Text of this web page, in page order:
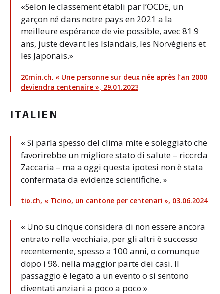
«Selon le classement établi par l’OCDE, un
garçon né dans notre pays en 2021 a la
meilleure espérance de vie possible, avec 81,9
ans, juste devant les Islandais, les Norvégiens et
les Japonais.»
20min.ch, « Une personne sur deux née après l’an 2000
deviendra centenaire », 29.01.2023
ITALIEN
« Si parla spesso del clima mite e soleggiato che
favorirebbe un migliore stato di salute – ricorda
Zaccaria – ma a oggi questa ipotesi non è stata
confermata da evidenze scientifiche. »
tio.ch, « Ticino, un cantone per centenari », 03.06.2024
« Uno su cinque considera di non essere ancora
entrato nella vecchiaia, per gli altri è successo
recentemente, spesso a 100 anni, o comunque
dopo i 98, nella maggior parte dei casi. Il
passaggio è legato a un evento o si sentono
diventati anziani a poco a poco »